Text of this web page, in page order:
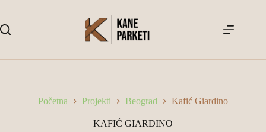
content
Početna Projekti Beograd Kafić Giardino
KAFIĆ GIARDINO